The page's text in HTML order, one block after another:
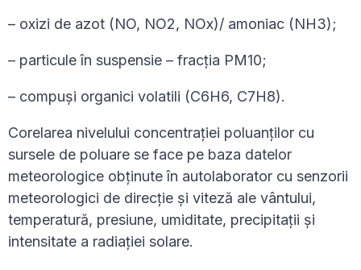
– oxizi de azot (NO, NO2, NOx)/ amoniac (NH3);
– particule în suspensie – fracția PM10;
– compuși organici volatili (C6H6, C7H8).
Corelarea nivelului concentraţiei poluanţilor cu
sursele de poluare se face pe baza datelor
meteorologice obţinute în autolaborator cu senzorii
meteorologici de direcţie şi viteză ale vântului,
temperatură, presiune, umiditate, precipitaţii şi
intensitate a radiaţiei solare.